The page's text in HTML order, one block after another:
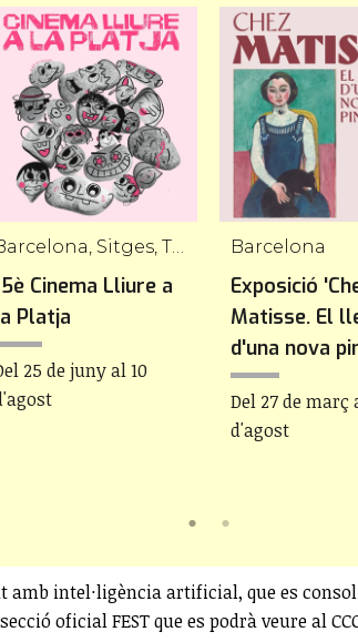
Cinema Lliure a
Platja
25 de juny al 10
Barcelona
Exposició
Matisse. El
d'una nova
Del 27 de març
d'agost
amb intel·ligència artificial, que es
oficial FEST que es podrà veure al